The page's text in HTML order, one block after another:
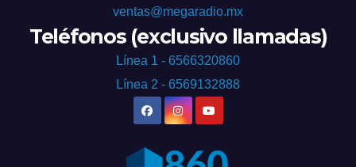
ventas@megaradio.mx
Teléfonos (exclusivo llamadas)
Línea 1 - 6566320860
Línea 2 - 6569132888